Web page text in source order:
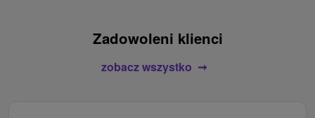
Zadowoleni klienci
zobacz wszystko